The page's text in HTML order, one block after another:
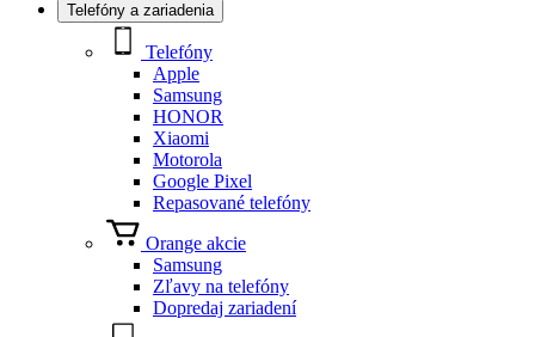
Telefóny a zariadenia
Telefóny
Apple
Samsung
HONOR
Xiaomi
Motorola
Google Pixel
Repasované telefóny
Orange akcie
Samsung
Zľavy na telefóny
Dopredaj zariadení